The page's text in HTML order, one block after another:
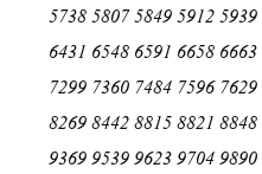
5738 5807 5849 5912
6431 6548 6591 6658
7299 7360 7484 7596
8269 8442 8815 8821
9369 9539 9623 9704